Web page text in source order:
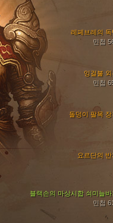
잉걸불 외
민첩
돌덩이 팔목 장
레페브레의 독
민첩
블랙손의 마상시합 쇠미늘바
민첩
요르단의 반